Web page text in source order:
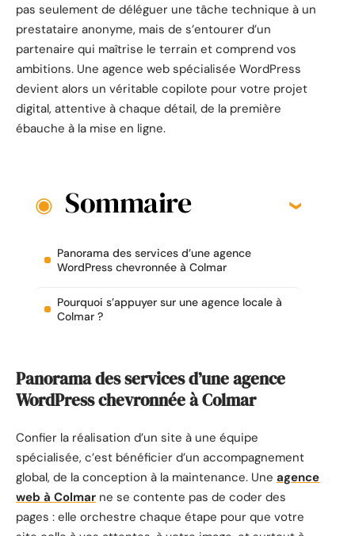
pas seulement de déléguer une tâche technique à un
prestataire anonyme, mais de s’entourer d’un
partenaire qui maîtrise le terrain et comprend vos
ambitions. Une agence web spécialisée WordPress
devient alors un véritable copilote pour votre projet
digital, attentive à chaque détail, de la première
ébauche à la mise en ligne.
Sommaire
Panorama des services d’une agence
WordPress chevronnée à Colmar
Pourquoi s’appuyer sur une agence locale à
Colmar ?
Panorama des services d’une agence
WordPress chevronnée à Colmar
Confier la réalisation d’un site à une équipe
spécialisée, c’est bénéficier d’un accompagnement
global, de la conception à la maintenance. Une agence
web à Colmar ne se contente pas de coder des
pages : elle orchestre chaque étape pour que votre